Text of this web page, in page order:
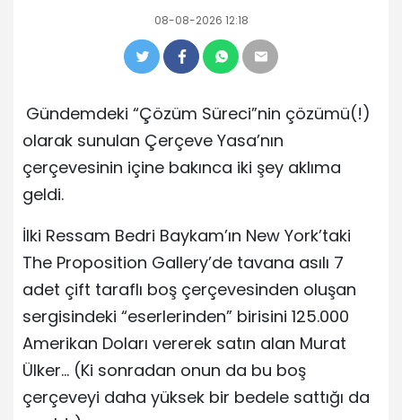
08-08-2026 12:18
Gündemdeki “Çözüm Süreci”nin çözümü(!)
olarak sunulan Çerçeve Yasa’nın
çerçevesinin içine bakınca iki şey aklıma
geldi.
İlki Ressam Bedri Baykam’ın New York’taki
The Proposition Gallery’de tavana asılı 7
adet çift taraflı boş çerçevesinden oluşan
sergisindeki “eserlerinden” birisini 125.000
Amerikan Doları vererek satın alan Murat
Ülker… (Ki sonradan onun da bu boş
çerçeveyi daha yüksek bir bedele sattığı da